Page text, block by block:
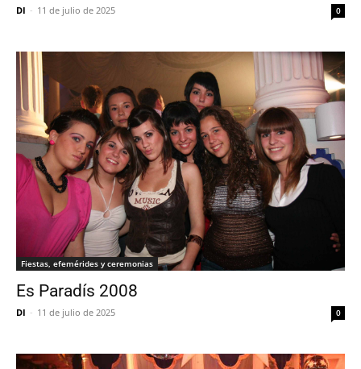
DI - 11 de julio de 2025 0
Fiestas, efemérides y ceremonias
Es Paradís 2008
DI - 11 de julio de 2025 0